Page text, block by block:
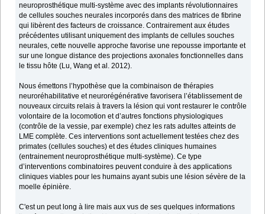
neuroprosthétique multi-système avec des implants révolutionnaires
de cellules souches neurales incorporés dans des matrices de fibrine
qui libèrent des facteurs de croissance. Contrairement aux études
précédentes utilisant uniquement des implants de cellules souches
neurales, cette nouvelle approche favorise une repousse importante et
sur une longue distance des projections axonales fonctionnelles dans
le tissu hôte (Lu, Wang et al. 2012).
Nous émettons l’hypothèse que la combinaison de thérapies
neuroréhabilitative et neurorégénérative favorisera l’établissement de
nouveaux circuits relais à travers la lésion qui vont restaurer le contrôle
volontaire de la locomotion et d’autres fonctions physiologiques
(contrôle de la vessie, par exemple) chez les rats adultes atteints de
LME complète. Ces interventions sont actuellement testées chez des
primates (cellules souches) et des études cliniques humaines
(entrainement neuroprosthétique multi-système). Ce type
d’interventions combinatoires peuvent conduire à des applications
cliniques viables pour les humains ayant subis une lésion sévère de la
moelle épinière.
C'est un peut long à lire mais aux vus de ses quelques informations